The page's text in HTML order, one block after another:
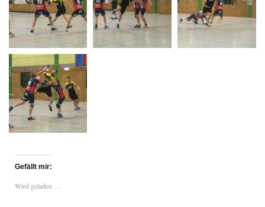
Gefällt mir:
Wird geladen …